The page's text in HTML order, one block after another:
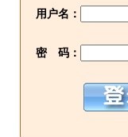
用户名：
密 码：